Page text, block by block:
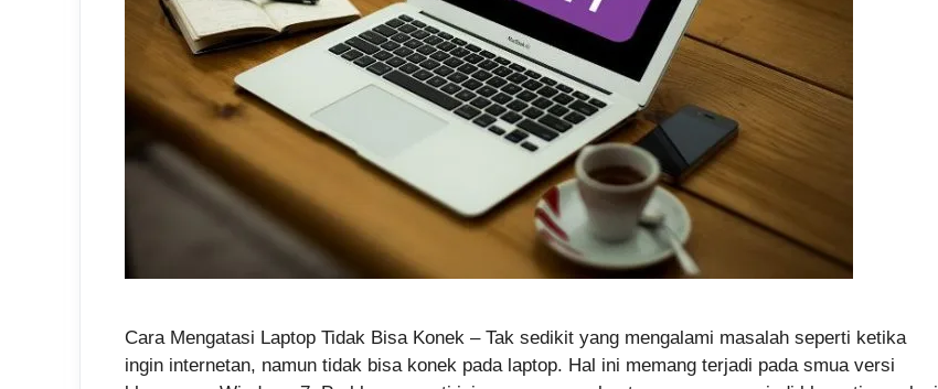
Cara Mengatasi Laptop Tidak Bisa Konek – Tak sedikit yang mengalami masalah seperti ketika
ingin internetan, namun tidak bisa konek pada laptop. Hal ini memang terjadi pada smua versi